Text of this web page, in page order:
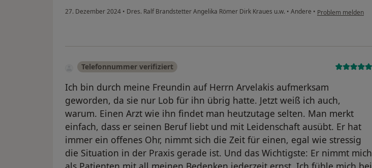
27. Dezember 2024 • Dres. Ralf Brandstetter Angelika Römer Dirk Kraues u.w. • Andere • Problem melden
Telefonnummer verifiziert
Ich bin durch meine Freundin auf Herrn Arvelakis aufmerksam
geworden, da sie nur Lob für ihn übrig hatte. Jetzt weiß ich auch,
warum. Einen Arzt wie ihn findet man heutzutage selten. Man merkt
einfach, dass er seinen Beruf liebt und mit Leidenschaft ausübt. Er hat
immer ein offenes Ohr, nimmt sich die Zeit für einen, egal wie stressig
die Situation in der Praxis gerade ist. Und das Wichtigste: Er nimmt mich